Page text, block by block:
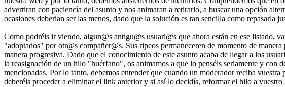
advertiran con paciencía del asunto y nos animaran a retirarlo, a buscar una opción
ocasiones deberian ser las menos, dado que la solución es tan sencilla como repasarla
Como podréis ir viendo, algun@s antigu@s usuari@s que ahora están en ese listado,
"adoptados" por otr@s compañer@s. Sus ripeos permaneceren de momento de
manera progresiva. Dado que el conocimiento de este asunto acaba de llegar a los
la reasignación de un hilo "huérfano", os animamos a que lo penséis seriamente y con
mencionadas. Por lo tanto, debemos entender que cuando un moderador reciba
deberéis proceder a eliminar el link anterior y si así lo decidís, reformar el hilo a vuestro